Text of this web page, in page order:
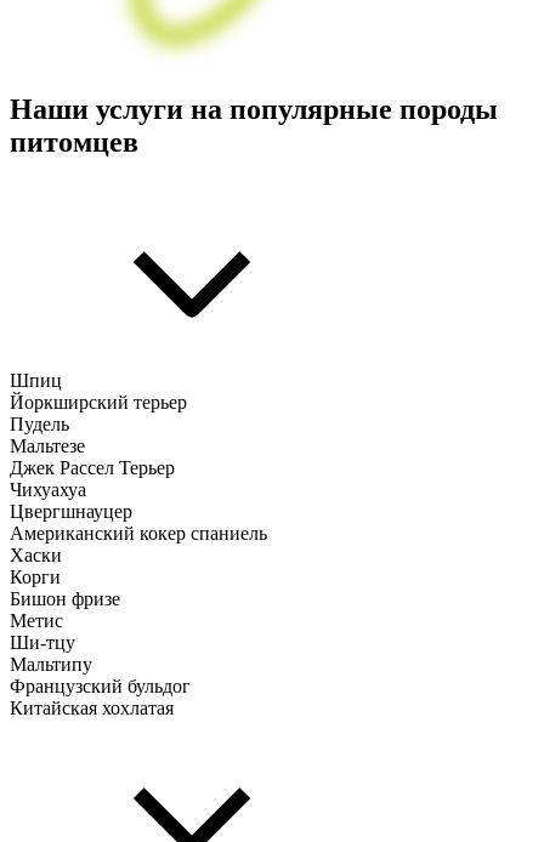
Наши услуги на популярные породы
питомцев
Шпиц
Йоркширский терьер
Пудель
Мальтезе
Джек Рассел Терьер
Чихуахуа
Цвергшнауцер
Американский кокер спаниель
Хаски
Корги
Бишон фризе
Метис
Ши-тцу
Мальтипу
Французский бульдог
Китайская хохлатая